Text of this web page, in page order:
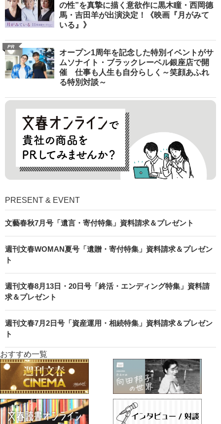
の性”を真摯に描く意欲作に黒木瞳・西岡德
馬・吉田羊が出演決定！《映画『月がみて
いる』》
PR
オープン1周年を記念した特別イベントがサ
ムソナイト・ブラックレーベル銀座店で開
催 仕事も人生も自分らしく～笑顔あふれ
る特別対談～
PRESENT & EVENT
文藝春秋7月号「遺言・寄付特集」資料請求＆プレゼント
週刊文春WOMAN夏号「遺贈・寄付特集」資料請求＆プレゼン
ト
週刊文春8月13日・20日号「終活・エンディング特集」資料請
求＆プレゼント
週刊文春7月2日号「資産運用・相続特集」資料請求＆プレゼン
ト
おすすめ一覧